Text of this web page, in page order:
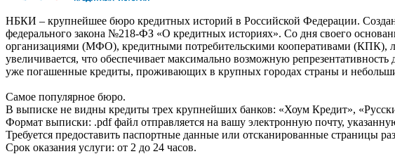
НБКИ – крупнейшее бюро кредитных историй в Российской Федерации.
федерального закона №218-ФЗ «О кредитных историях». Со дня своего
организациями (МФО), кредитными потребительскими кооперативами (КПК),
увеличивается, что обеспечивает максимально возможную
уже погашенные кредиты, проживающих в крупных городах страны и
Самое популярное бюро.
В выписке не видны кредиты трех крупнейших банков: «Хоум Кредит»,
Формат выписки: .pdf файл отправляется на вашу электронную почту,
Требуется предоставить паспортные данные или отсканированные страницы
Срок оказания услуги: от 2 до 24 часов.